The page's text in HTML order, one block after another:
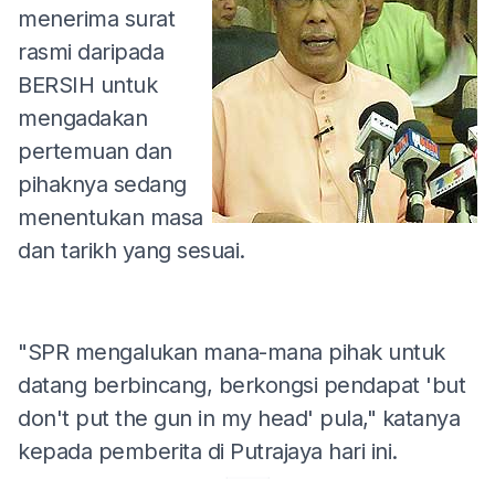
menerima surat
rasmi daripada
BERSIH untuk
mengadakan
pertemuan dan
pihaknya sedang
menentukan masa
dan tarikh yang sesuai.
"SPR mengalukan mana-mana pihak untuk
datang berbincang, berkongsi pendapat 'but
don't put the gun in my head' pula," katanya
kepada pemberita di Putrajaya hari ini.